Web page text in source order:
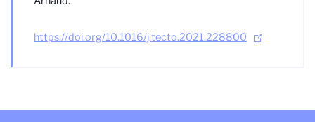
https://doi.org/10.1016/j.tecto.2021.228800